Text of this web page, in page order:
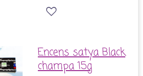
Encens satya Black
champa 15g